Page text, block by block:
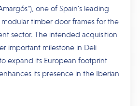
one of Spain's leading
timber door frames for the
sector. The intended acquisition
important milestone in Deli
expand its European footprint
its presence in the Iberian